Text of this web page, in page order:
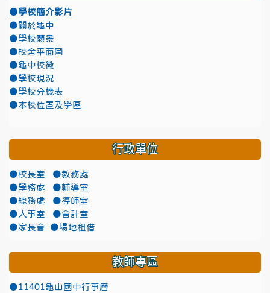
●學校簡介影片
●關於龜中
●學校願景
●校舍平面圖
●龜中校徽
●學校現況
●學校分機表
●本校位置及學區
行政單位
●校長室
●教務處
●學務處
●輔導室
●總務處
●導師室
●人事室
●會計室
●家長會
●場地租借
教師專區
●11401龜山國中行事曆